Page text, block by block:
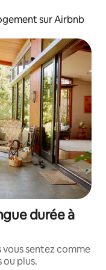
sur Airbnb
durée à
sentez comme
ou plus.